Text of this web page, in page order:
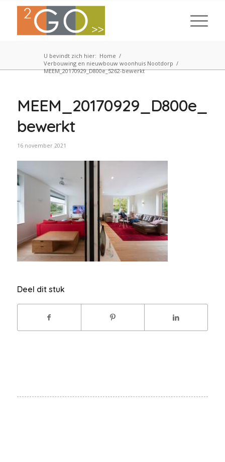
U bevindt zich hier: Home /
Verbouwing en nieuwbouw woonhuis Nootdorp /
MEEM_20170929_D800e_5262-bewerkt
bewerkt
16 november 2021
Deel dit stuk